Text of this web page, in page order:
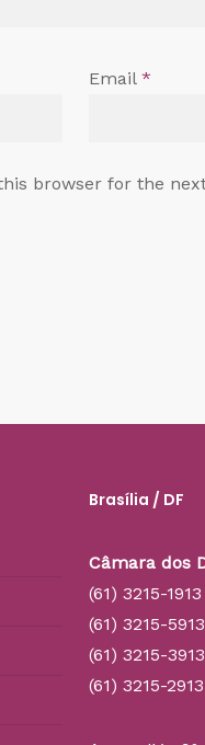
Email *
browser for the
Brasília / DF
Câmara dos
(61) 3215-1913
(61) 3215-5913
(61) 3215-3913
(61) 3215-